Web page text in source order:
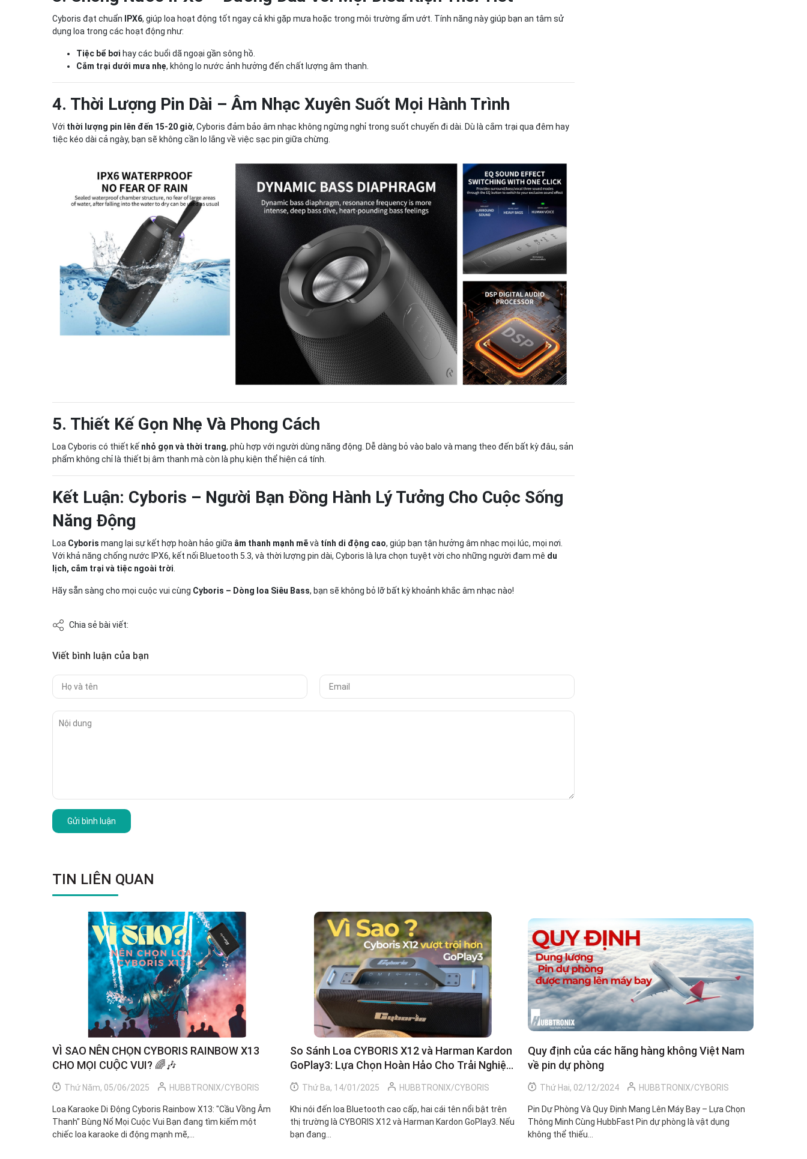
Cyboris đạt chuẩn IPX6, giúp loa hoạt động tốt ngay cả khi gặp mưa hoặc trong môi trường ẩm ướt. Tính năng này giúp bạn an tâm sử
dụng loa trong các hoạt động như:
Tiệc bể bơi hay các buổi dã ngoại gần sông hồ.
Cắm trại dưới mưa nhẹ, không lo nước ảnh hưởng đến chất lượng âm thanh.
4. Thời Lượng Pin Dài – Âm Nhạc Xuyên Suốt Mọi Hành Trình
Với thời lượng pin lên đến 15-20 giờ, Cyboris đảm bảo âm nhạc không ngừng nghỉ trong suốt chuyến đi dài. Dù là cắm trại qua đêm hay
tiệc kéo dài cả ngày, bạn sẽ không cần lo lắng về việc sạc pin giữa chừng.
5. Thiết Kế Gọn Nhẹ Và Phong Cách
Loa Cyboris có thiết kế nhỏ gọn và thời trang, phù hợp với người dùng năng động. Dễ dàng bỏ vào balo và mang theo đến bất kỳ đâu, sản
phẩm không chỉ là thiết bị âm thanh mà còn là phụ kiện thể hiện cá tính.
Kết Luận: Cyboris – Người Bạn Đồng Hành Lý Tưởng Cho Cuộc Sống
Năng Động
Loa Cyboris mang lại sự kết hợp hoàn hảo giữa âm thanh mạnh mẽvà tính di động cao, giúp bạn tận hưởng âm nhạc mọi lúc, mọi nơi.
Với khả năng chống nước IPX6, kết nối Bluetooth 5.3, và thời lượng pin dài, Cyboris là lựa chọn tuyệt vời cho những người đam mê du
lịch, cắm trại và tiệc ngoài trời
Hãy sẵn sàng cho mọi cuộc vui cùng Cyboris – Dòng loa Siêu Bass, bạn sẽ không bỏ lỡ bất kỳ khoảnh khắc âm nhạc nào!
Chia sẻ bài viết:
Viết bình luận của bạn
Gửi bình luận
TIN LIÊN QUAN
VÌ SAO NÊN CHỌN CYBORIS RAINBOW X13
CHO MỌI CUỘC VUI? 🌈🎶
Thứ Năm, 05/06/2025 HUBBTRONIX/CYBORIS
Loa Karaoke Di Động Cyboris Rainbow X13: "Cầu Vồng Âm
Thanh" Bùng Nổ Mọi Cuộc Vui Bạn đang tìm kiếm một
chiếc loa karaoke di động mạnh mẽ,...
So Sánh Loa CYBORIS X12 và Harman Kardon
GoPlay3: Lựa Chọn Hoàn Hảo Cho Trải Nghiệm
Âm Nhạc
Thứ Ba, 14/01/2025 HUBBTRONIX/CYBORIS
Khi nói đến loa Bluetooth cao cấp, hai cái tên nổi bật trên
thị trường là CYBORIS X12 và Harman Kardon GoPlay3. Nếu
bạn đang...
Quy định của các hãng hàng không Việt Nam
về pin dự phòng
Thứ Hai, 02/12/2024 HUBBTRONIX/CYBORIS
Pin Dự Phòng Và Quy Định Mang Lên Máy Bay – Lựa Chọn
Thông Minh Cùng HubbFast Pin dự phòng là vật dụng
không thể thiếu...